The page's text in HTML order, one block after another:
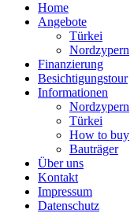
Home
Angebote
Türkei
Nordzypern
Finanzierung
Besichtigungstour
Informationen
Nordzypern
Türkei
How to buy
Bauträger
Über uns
Kontakt
Impressum
Datenschutz